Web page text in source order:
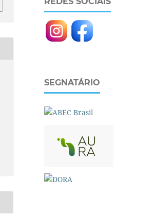
SEGNATÁRIO